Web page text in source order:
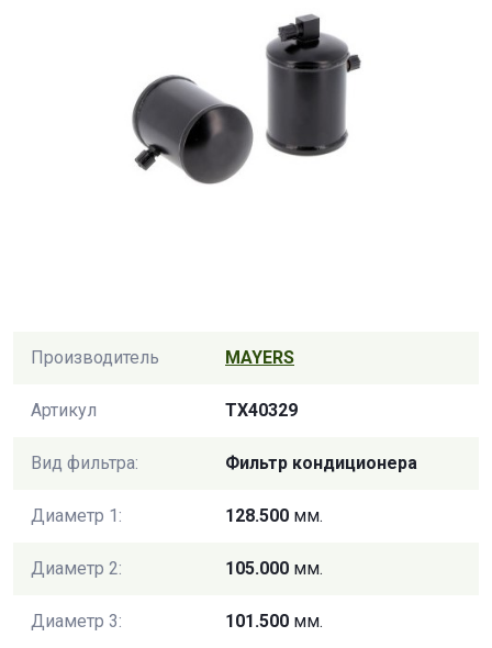
Производитель MAYERS
Артикул TX40329
Вид фильтра: Фильтр кондиционера
Диаметр 1: 128.500 мм.
Диаметр 2: 105.000 мм.
Диаметр 3: 101.500 мм.